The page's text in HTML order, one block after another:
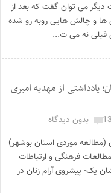
دیگر می توان گفت که بعد از
ها و چالش هایی روبه رو شده
قبلی نه می ت...
یادداشتی از مهدیه امیری
بدون دیدگاه
(مطالعه موردی استان بوشهر)
فرهنگی و ارتباطات
یک- پیشروی آرام زنان در